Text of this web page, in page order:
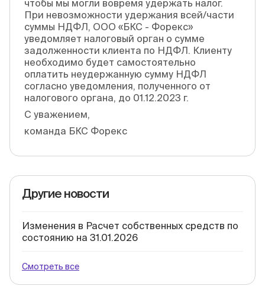
чтобы мы могли вовремя удержать налог.
При невозможности удержания всей/части
суммы НДФЛ, ООО «БКС - Форекс»
уведомляет налоговый орган о сумме
задолженности клиента по НДФЛ. Клиенту
необходимо будет самостоятельно
оплатить неудержанную сумму НДФЛ
согласно уведомления, полученного от
налогового органа, до 01.12.2023 г.
С уважением,
команда БКС Форекс
Другие новости
Изменения в Расчет собственных средств по
состоянию на 31.01.2026
Смотреть все